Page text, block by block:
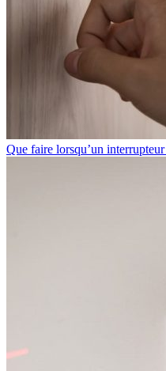
Que faire lorsqu’un